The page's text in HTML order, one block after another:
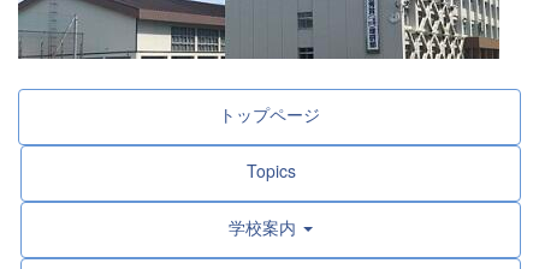
トップページ
Topics
学校案内